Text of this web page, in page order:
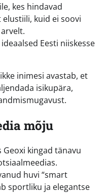
kes hindavad
kuid ei soovi
ideaalsed Eesti niiskesse
inimesi avastab, et
isikupära,
mõju
kingad tänavu
huvi “smart
sportliku ja elegantse